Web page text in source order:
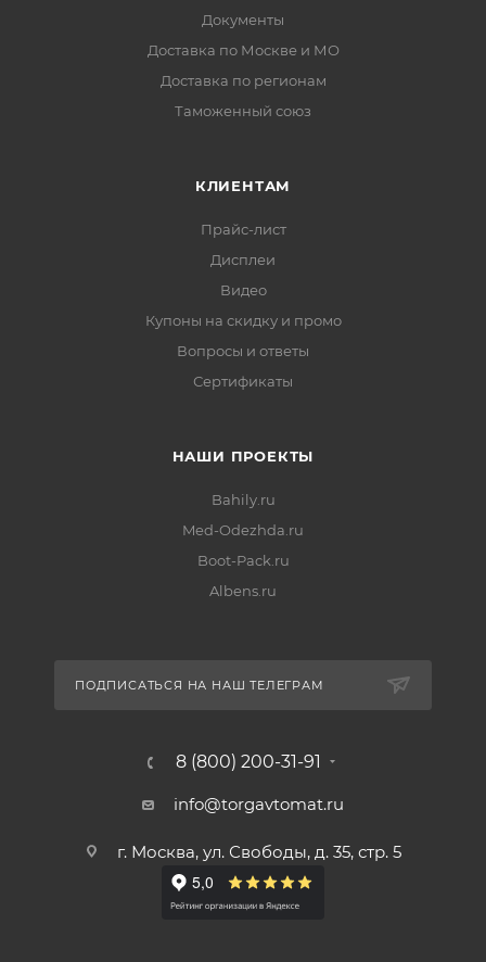
Документы
Доставка по Москве и МО
Доставка по регионам
Таможенный союз
КЛИЕНТАМ
Прайс-лист
Дисплеи
Видео
Купоны на скидку и промо
Вопросы и ответы
Сертификаты
НАШИ ПРОЕКТЫ
Bahily.ru
Med-Odezhda.ru
Boot-Pack.ru
Albens.ru
ПОДПИСАТЬСЯ НА НАШ ТЕЛЕГРАМ
8 (800) 200-31-91
info@torgavtomat.ru
г. Москва, ул. Свободы, д. 35, стр. 5